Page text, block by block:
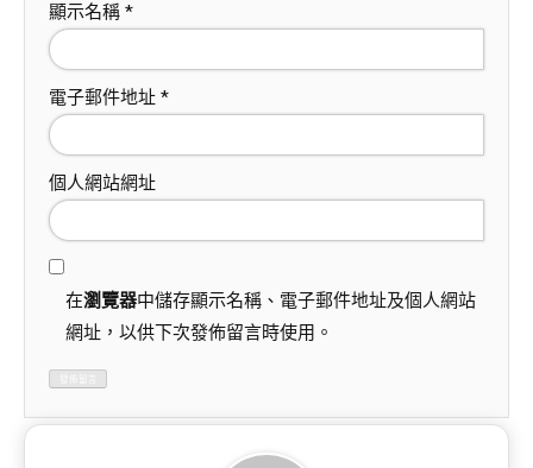
顯示名稱 *
電子郵件地址 *
個人網站網址
在瀏覽器中儲存顯示名稱、電子郵件地址及個人網站
網址，以供下次發佈留言時使用。